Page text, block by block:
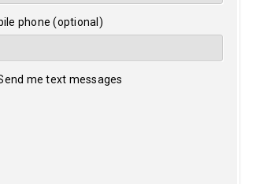
phone (optional)
me text messages